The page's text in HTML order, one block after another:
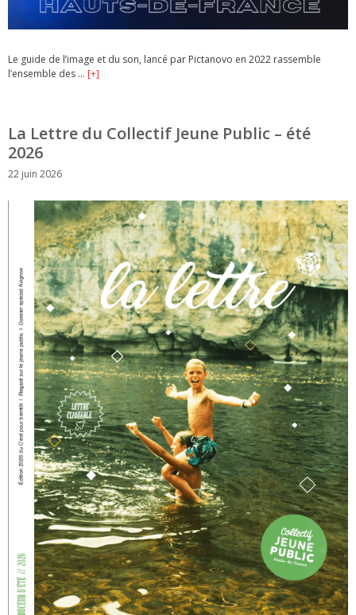
Le guide de l’image et du son, lancé par Pictanovo en 2022 rassemble
l’ensemble des … [+]
La Lettre du Collectif Jeune Public – été
2026
22 juin 2026